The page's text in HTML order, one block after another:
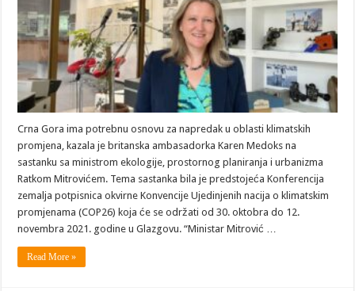
Crna Gora ima potrebnu osnovu za napredak u oblasti klimatskih
promjena, kazala je britanska ambasadorka Karen Medoks na
sastanku sa ministrom ekologije, prostornog planiranja i urbanizma
Ratkom Mitrovićem. Tema sastanka bila je predstojeća Konferencija
zemalja potpisnica okvirne Konvencije Ujedinjenih nacija o klimatskim
promjenama (COP26) koja će se održati od 30. oktobra do 12.
novembra 2021. godine u Glazgovu. “Ministar Mitrović …
Read More »